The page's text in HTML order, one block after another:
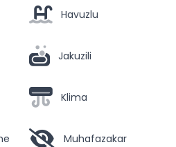
Havuzlu
Jakuzili
Klima
Muhafazakar